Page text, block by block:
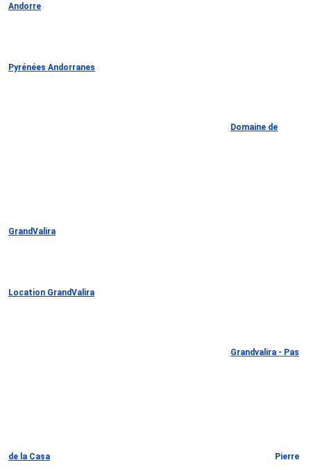
Andorre
Pyrénées Andorranes
Domaine de
GrandValira
Location GrandValira
Grandvalira - Pas
de la Casa Pierre